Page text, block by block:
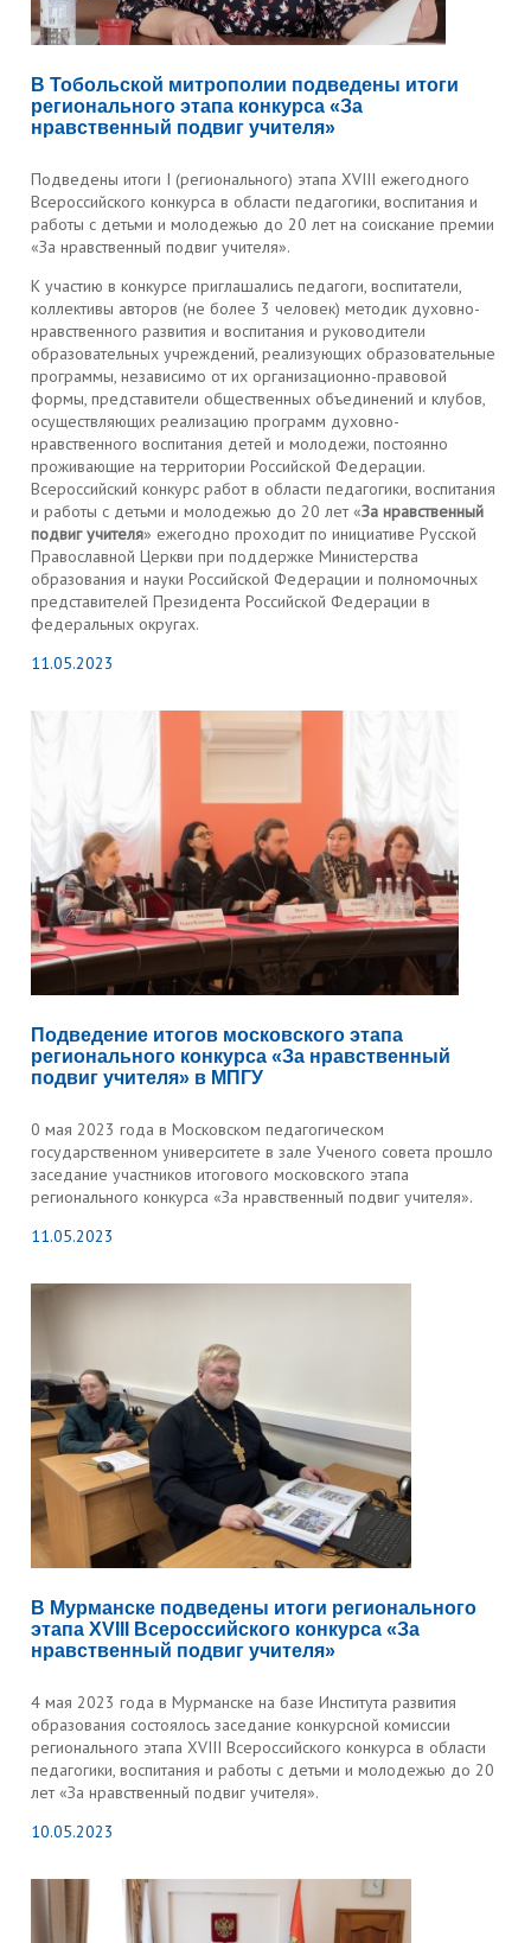
В Тобольской митрополии подведены итоги
регионального этапа конкурса «За
нравственный подвиг учителя»
Подведены итоги I (регионального) этапа XVIII ежегодного
Всероссийского конкурса в области педагогики, воспитания и
работы с детьми и молодежью до 20 лет на соискание премии
«За нравственный подвиг учителя».
К участию в конкурсе приглашались педагоги, воспитатели,
коллективы авторов (не более 3 человек) методик духовно-
нравственного развития и воспитания и руководители
образовательных учреждений, реализующих образовательные
программы, независимо от их организационно-правовой
формы, представители общественных объединений и клубов,
осуществляющих реализацию программ духовно-
нравственного воспитания детей и молодежи, постоянно
проживающие на территории Российской Федерации.
Всероссийский конкурс работ в области педагогики, воспитания
и работы с детьми и молодежью до 20 лет «За нравственный
подвиг учителя» ежегодно проходит по инициативе Русской
Православной Церкви при поддержке Министерства
образования и науки Российской Федерации и полномочных
представителей Президента Российской Федерации в
федеральных округах.
11.05.2023
Подведение итогов московского этапа
регионального конкурса «За нравственный
подвиг учителя» в МПГУ
0 мая 2023 года в Московском педагогическом
государственном университете в зале Ученого совета прошло
заседание участников итогового московского этапа
регионального конкурса «За нравственный подвиг учителя».
11.05.2023
В Мурманcке подведены итоги регионального
этапа XVIII Всероссийского конкурса «За
нравственный подвиг учителя»
4 мая 2023 года в Мурманске на базе Института развития
образования состоялось заседание конкурсной комиссии
регионального этапа XVIII Всероссийского конкурса в области
педагогики, воспитания и работы с детьми и молодежью до 20
лет «За нравственный подвиг учителя».
10.05.2023